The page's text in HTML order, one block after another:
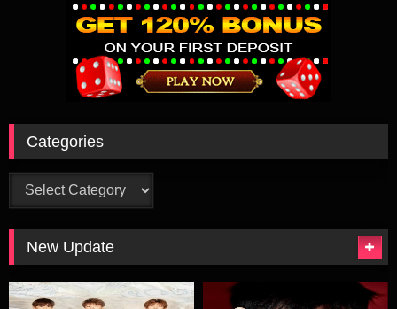
Categories
Categories
New Update